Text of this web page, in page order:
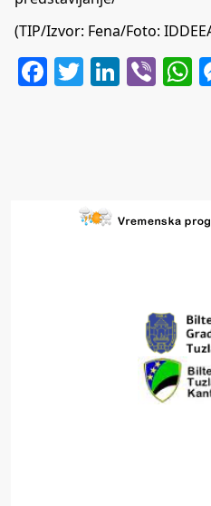
(TIP/Izvor: Fena/Foto:
Facebook
Twitter